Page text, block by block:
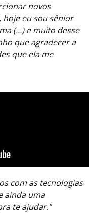
novos
eu sou sênior
(…) e muito desse
que agradecer a
que ela me
com as tecnologias
ainda uma
te ajudar."